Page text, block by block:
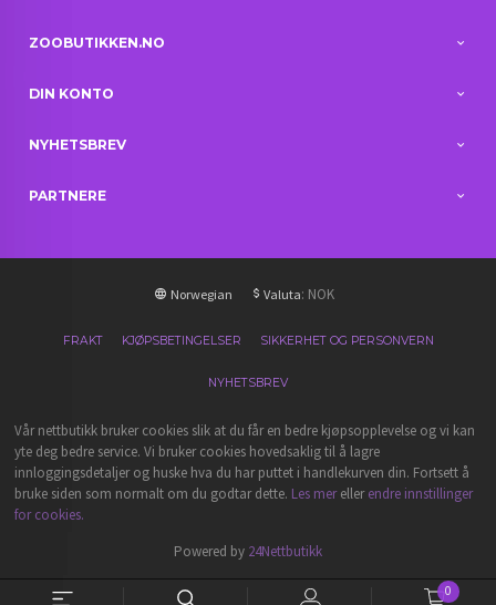
0
ZOOBUTIKKEN.NO
DIN KONTO
NYHETSBREV
PARTNERE
Norwegian Valuta: NOK
FRAKT KJØPSBETINGELSER SIKKERHET OG PERSONVERN
NYHETSBREV
Vår nettbutikk bruker cookies slik at du får en bedre kjøpsopplevelse og vi kan
yte deg bedre service. Vi bruker cookies hovedsaklig til å lagre
innloggingsdetaljer og huske hva du har puttet i handlekurven din. Fortsett å
bruke siden som normalt om du godtar dette. Les merellerendre innstillinger
for cookies.
Powered by 24Nettbutikk